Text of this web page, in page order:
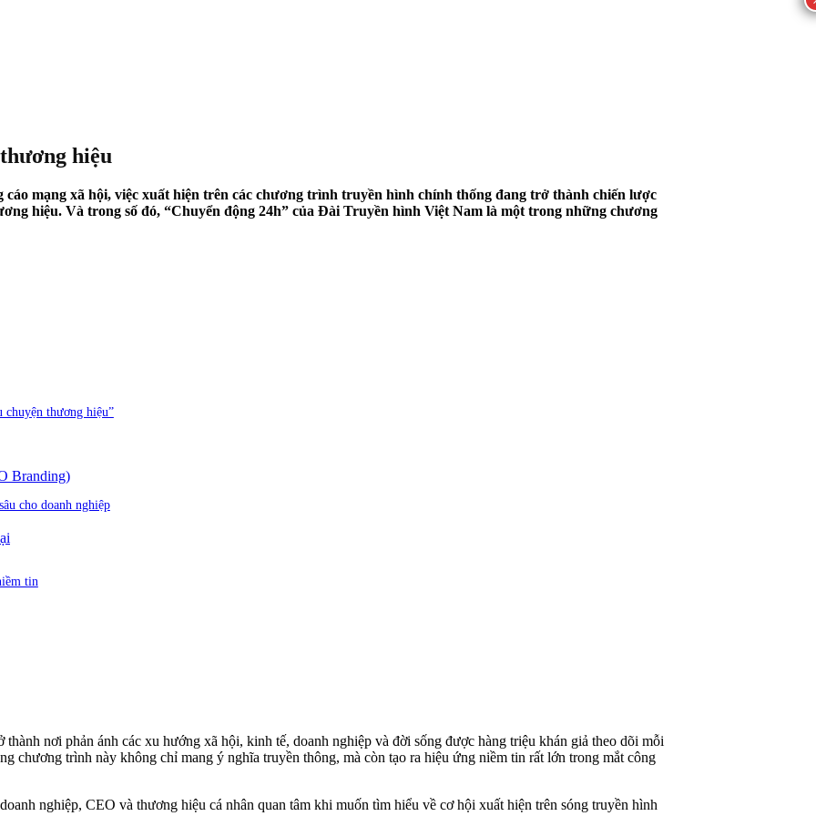
Branding)
hiệu
mạng xã hội, việc xuất hiện trên các chương trình truyền hình chính thống đang trở thành chiến lược
hiệu. Và trong số đó, “Chuyển động 24h” của Đài Truyền hình Việt Nam là một trong những chương
chuyện thương hiệu”
cho doanh nghiệp
tin
nơi phản ánh các xu hướng xã hội, kinh tế, doanh nghiệp và đời sống được hàng triệu khán giả theo dõi mỗi
chương trình này không chỉ mang ý nghĩa truyền thông, mà còn tạo ra hiệu ứng niềm tin rất lớn trong mắt công
nghiệp, CEO và thương hiệu cá nhân quan tâm khi muốn tìm hiểu về cơ hội xuất hiện trên sóng truyền hình